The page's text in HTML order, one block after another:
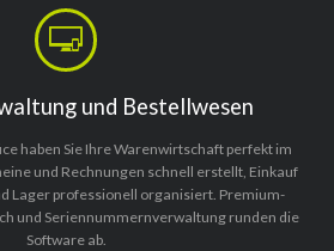
und Bestellwesen
haben Sie Ihre Warenwirtschaft perfekt im
und Rechnungen schnell erstellt, Einkauf
Lager professionell organisiert. Premium-
und Seriennummernverwaltung runden die
Software ab.